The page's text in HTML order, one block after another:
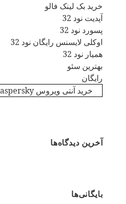
خرید بک لینک فالو
آپدیت نود 32
پسورد نود 32
اوکلی لایسنس رایگان نود 32
همیار نود 32
بهترین سئو
رایگان
خرید آنتی ویروس Kaspersky
آخرین دیدگاه‌ها
بایگانی‌ها